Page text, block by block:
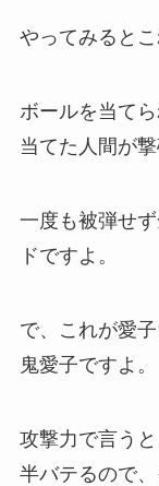
やってみると
ボールを当て
当てた人間が
一度も被弾せ
ドですよ。
で、これが愛
鬼愛子ですよ。
攻撃力で言う
半バテるので、